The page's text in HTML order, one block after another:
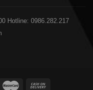
Hotline: 0986.282.217